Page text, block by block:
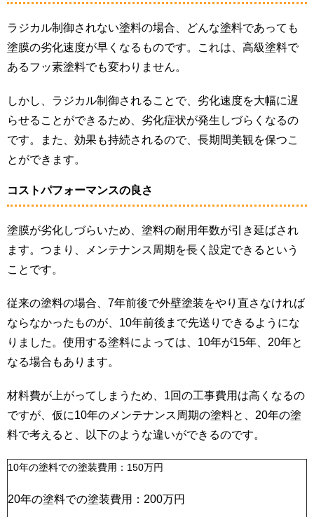
ラジカル制御されない塗料の場合、どんな塗料であっても
塗膜の劣化速度が早くなるものです。これは、高級塗料で
あるフッ素塗料でも変わりません。
しかし、ラジカル制御されることで、劣化速度を大幅に遅
らせることができるため、劣化症状が発生しづらくなるの
です。また、効果も持続されるので、長期間美観を保つこ
とができます。
コストパフォーマンスの良さ
塗膜が劣化しづらいため、塗料の耐用年数が引き延ばされ
ます。つまり、メンテナンス周期を長く設定できるという
ことです。
従来の塗料の場合、7年前後で外壁塗装をやり直さなければ
ならなかったものが、10年前後まで先送りできるようにな
りました。使用する塗料によっては、10年が15年、20年と
なる場合もあります。
材料費が上がってしまうため、1回の工事費用は高くなるの
ですが、仮に10年のメンテナンス周期の塗料と、20年の塗
料で考えると、以下のような違いができるのです。
10年の塗料での塗装費用：150万円
20年の塗料での塗装費用：200万円